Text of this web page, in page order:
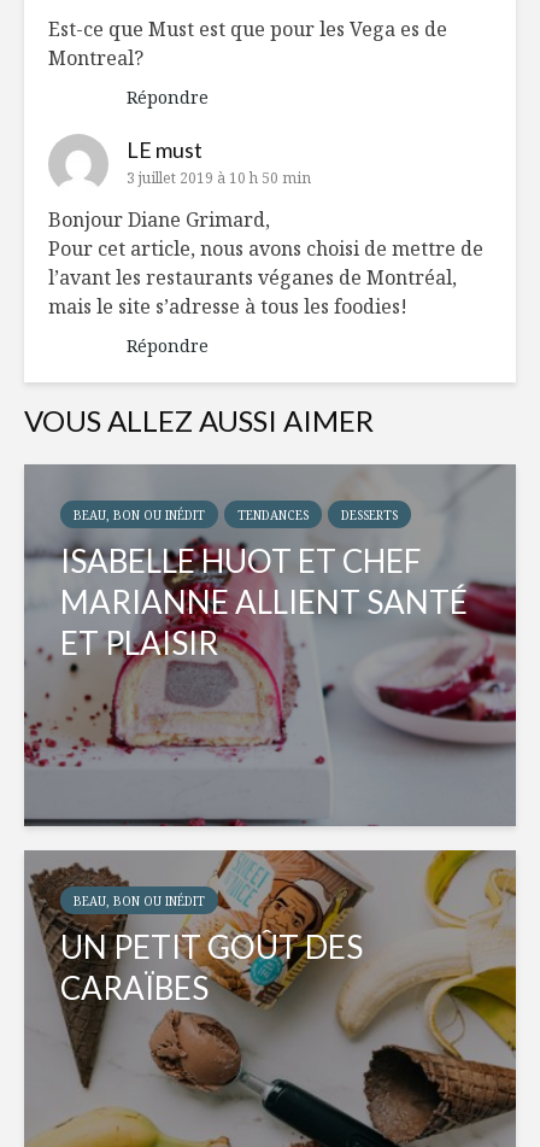
Est-ce que Must est que pour les Vega es de
Montreal?
Répondre
LE must
3 juillet 2019 à 10 h 50 min
Bonjour Diane Grimard,
Pour cet article, nous avons choisi de mettre de
l’avant les restaurants véganes de Montréal,
mais le site s’adresse à tous les foodies!
Répondre
VOUS ALLEZ AUSSI AIMER
BEAU, BON OU INÉDIT TENDANCES DESSERTS
ISABELLE HUOT ET CHEF
MARIANNE ALLIENT SANTÉ
ET PLAISIR
BEAU, BON OU INÉDIT
UN PETIT GOÛT DES
CARAÏBES